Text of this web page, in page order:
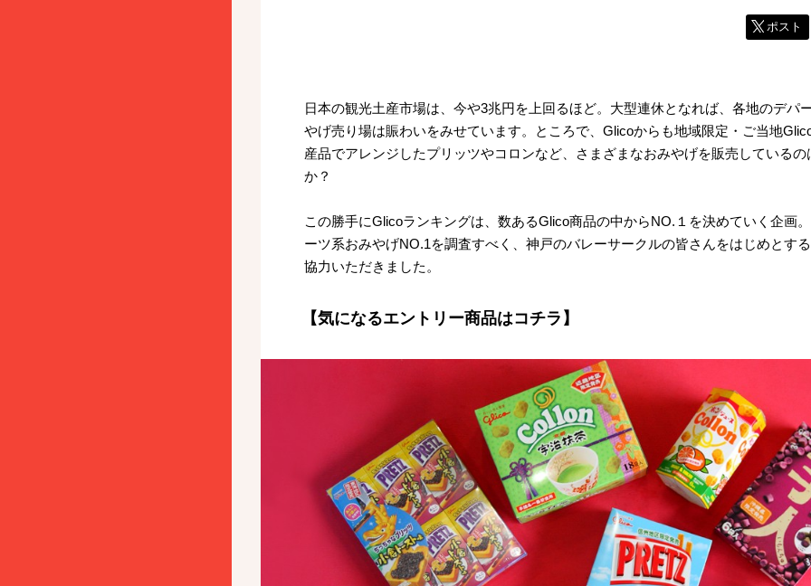
ポスト
日本の観光土産市場は、今や3兆円を上回るほど。大型連休となれば、各地のデパ
やげ売り場は賑わいをみせています。ところで、Glicoからも地域限定・ご当地
産品でアレンジしたプリッツやコロンなど、さまざまなおみやげを販売している
か？
この勝手にGlicoランキングは、数あるGlico商品の中からNO.１を決めていく企画
ーツ系おみやげNO.1を調査すべく、神戸のバレーサークルの皆さんをはじめとす
協力いただきました。
【気になるエントリー商品はコチラ】